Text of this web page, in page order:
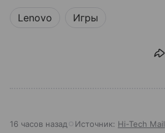
Lenovo Игры
16 часов назад Источник: Hi-Tech Mail